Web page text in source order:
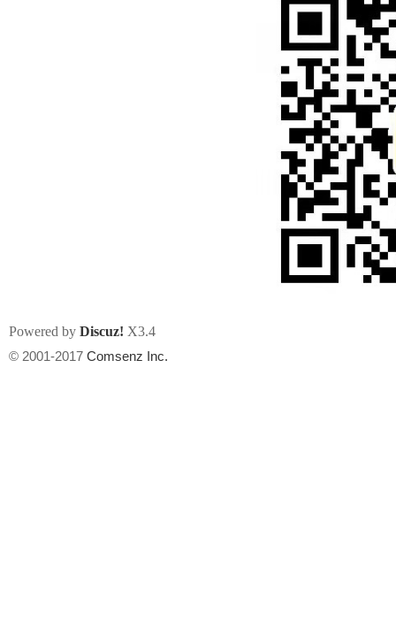
Powered by Discuz! X3.4
© 2001-2017 Comsenz Inc.